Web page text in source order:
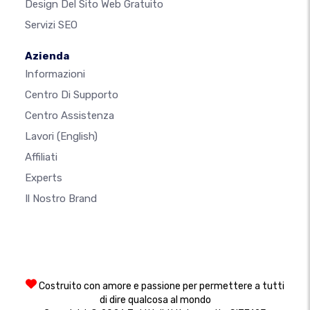
Design Del Sito Web Gratuito
Servizi SEO
Azienda
Informazioni
Centro Di Supporto
Centro Assistenza
Lavori (English)
Affiliati
Experts
Il Nostro Brand
Costruito con amore e passione per permettere a tutti
di dire qualcosa al mondo